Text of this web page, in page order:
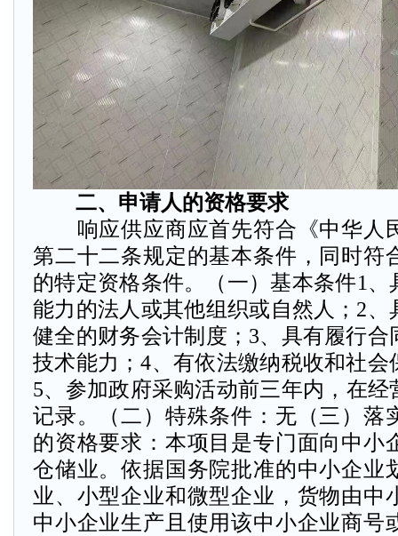
二、申请人的资格要求
响应供应商应首先符合《中华人
第二十二条规定的基本条件，同时符
的特定资格条件。（一）基本条件1
能力的法人或其他组织或自然人；2
健全的财务会计制度；3、具有履行
技术能力；4、有依法缴纳税收和社
5、参加政府采购活动前三年内，在
记录。（二）特殊条件：无（三）落
的资格要求：本项目是专门面向中小
仓储业。依据国务院批准的中小企业
业、小型企业和微型企业，货物由中
中小企业生产且使用该中小企业商号